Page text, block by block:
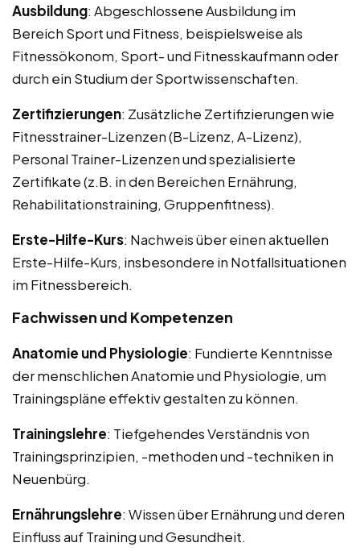
Ausbildung: Abgeschlossene Ausbildung im
Bereich Sport und Fitness, beispielsweise als
Fitnessökonom, Sport- und Fitnesskaufmann oder
durch ein Studium der Sportwissenschaften.
Zertifizierungen: Zusätzliche Zertifizierungen wie
Fitnesstrainer-Lizenzen (B-Lizenz, A-Lizenz),
Personal Trainer-Lizenzen und spezialisierte
Zertifikate (z.B. in den Bereichen Ernährung,
Rehabilitationstraining, Gruppenfitness).
Erste-Hilfe-Kurs: Nachweis über einen aktuellen
Erste-Hilfe-Kurs, insbesondere in Notfallsituationen
im Fitnessbereich.
Fachwissen und Kompetenzen
Anatomie und Physiologie: Fundierte Kenntnisse
der menschlichen Anatomie und Physiologie, um
Trainingspläne effektiv gestalten zu können.
Trainingslehre: Tiefgehendes Verständnis von
Trainingsprinzipien, -methoden und -techniken in
Neuenbürg.
Ernährungslehre: Wissen über Ernährung und deren
Einfluss auf Training und Gesundheit.